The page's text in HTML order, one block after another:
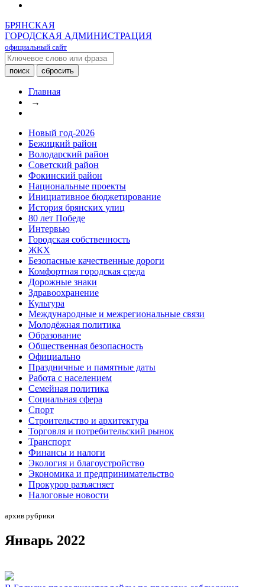
БРЯНСКАЯ
ГОРОДСКАЯ АДМИНИСТРАЦИЯ
официальный сайт
Главная
→
Новый год-2026
Бежицкий район
Володарский район
Советский район
Фокинский район
Национальные проекты
Инициативное бюджетирование
История брянских улиц
80 лет Победе
Интервью
Городская собственность
ЖКХ
Безопасные качественные дороги
Комфортная городская среда
Дорожные знаки
Здравоохранение
Культура
Международные и межрегиональные связи
Молодёжная политика
Образование
Общественная безопасность
Официально
Праздничные и памятные даты
Работа с населением
Семейная политика
Социальная сфера
Спорт
Строительство и архитектура
Торговля и потребительский рынок
Транспорт
Финансы и налоги
Экология и благоустройство
Экономика и предпринимательство
Прокурор разъясняет
Налоговые новости
архив рубрики
Январь 2022